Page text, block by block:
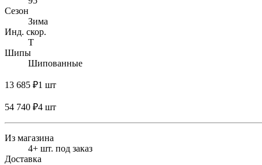
Сезон
Зима
Инд. скор.
T
Шипы
Шипованные
13 685 ₽1 шт
54 740 ₽4 шт
Из магазина
4+ шт. под заказ
Доставка